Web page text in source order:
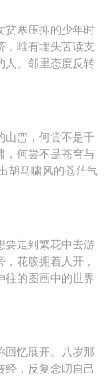
贫寒压抑的少年时
，唯有埋头苦读支
人。邻里态度反转
山峦，何尝不是千
，何尝不是苍穹与
胡马啸风的苍茫气
要走到繁花中去游
花簇拥着人开，
往的图画中的世界
回忆展开。八岁那
经，反复念叨自己